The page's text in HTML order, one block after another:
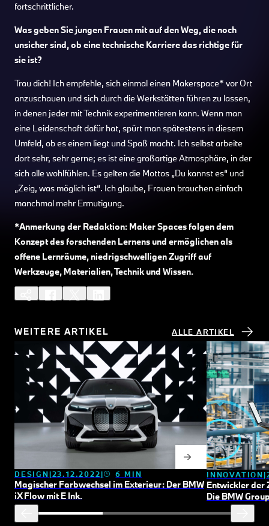
fortschrittlicher.
Was geben Sie jungen Frauen mit auf den Weg, die noch
unsicher sind, ob eine technische Karriere das richtige für
sie ist?
Trau dich! Ich empfehle, sich einmal einen Makerspace* vor Ort
anzuschauen und sich durch die Werkstätten führen zu lassen,
in denen jeder mit Technik experimentieren kann. Wenn man
eine Leidenschaft dafür hat, spürt man spätestens in diesem
Umfeld, ob es einem liegt und Spaß macht. Ich selbst arbeite
dort sehr, sehr gerne; es ist eine großartige Atmosphäre, in der
sich alle wohlfühlen. Es gelten die Mottos „Du kannst es“ und
„Zeig, was möglich ist“. Ich glaube, Frauen brauchen einfach
manchmal mehr Ermutigung.
*Anmerkung der Redaktion: Maker Spaces folgen dem
Konzept des forschenden Lernens und ermöglichen als
offene Lernräume, niedrigschwelligen Zugriff auf
Werkzeuge, Materialien, Technik und Wissen.
WEITERE ARTIKEL ALLE ARTIKEL
DESIGN 23.12.2022 6 MIN
Magischer Farbwechsel im Exterieur: Der BMW
iX Flow mit E Ink.
INNOVATION
Entwickler der
Die BMW